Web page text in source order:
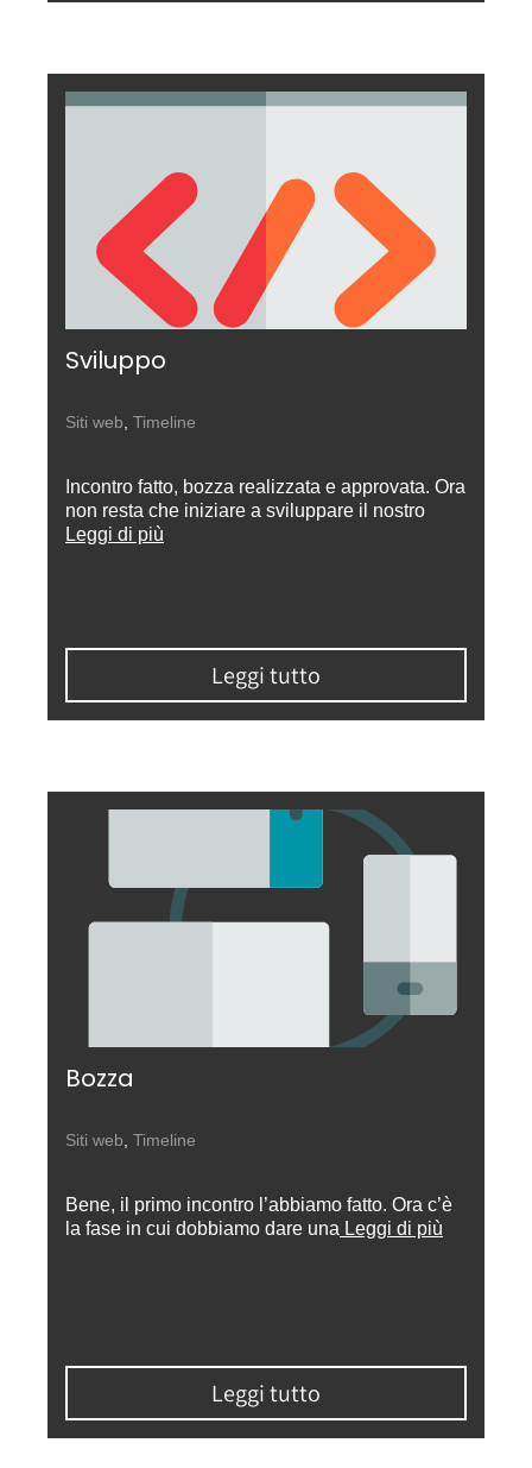
Sviluppo
Siti web Timeline
Incontro fatto, bozza realizzata e approvata. Ora
non resta che iniziare a sviluppare il nostro
Leggi di più
Leggi tutto
Bozza
Siti web Timeline
Bene, il primo incontro l’abbiamo fatto. Ora c’è
la fase in cui dobbiamo dare una Leggi di più
Leggi tutto